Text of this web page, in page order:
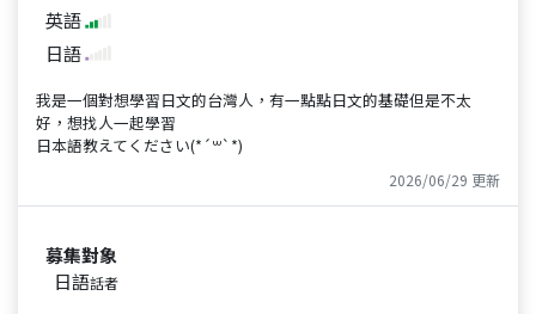
英語
日語
我是一個對想學習日文的台灣人，有一點點日文的基礎但是不太
好，想找人一起學習
日本語教えてください(*´꒳`*)
2026/06/29 更新
募集對象
日語話者